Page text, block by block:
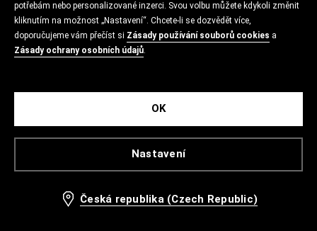
potřebám nebo personalizované inzerci. Svou volbu můžete kdykoli změnit
kliknutím na možnost „Nastavení“. Chcete-li se dozvědět více,
doporučujeme vám přečíst si Zásady používání souborů cookies a
Zásady ochrany osobních údajů.
Nastavení
OK
Česká republika (Czech Republic)